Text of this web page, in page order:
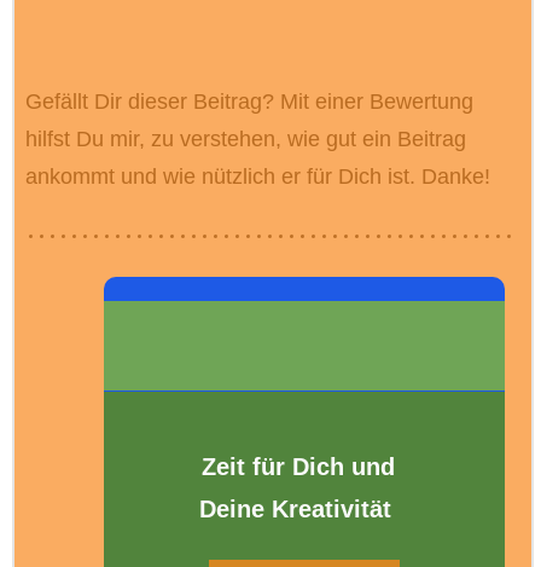
Gefällt Dir dieser Beitrag? Mit einer Bewertung
hilfst Du mir, zu verstehen, wie gut ein Beitrag
ankommt und wie nützlich er für Dich ist. Danke!
Zeit für Dich und
Deine Kreativität